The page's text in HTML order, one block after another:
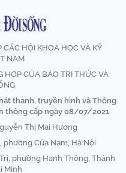
CÁC HỘI KHOA HỌC VÀ KỸ
NAM
HỢP CỦA BÁO TRI THỨC VÀ
thanh, truyền hình và Thông
thông cấp ngày 08/07/2021
Thị Mai Hương
phường Cửa Nam, Hà Nội
phường Hạnh Thông, Thành
Minh